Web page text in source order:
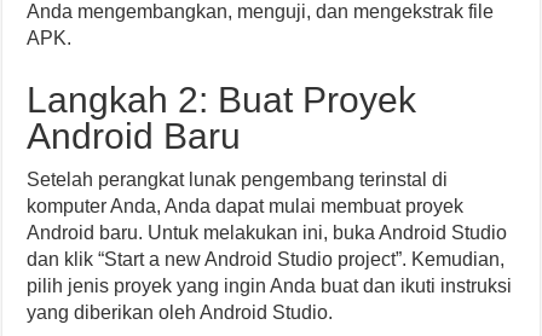
Anda mengembangkan, menguji, dan mengekstrak file
APK.
Langkah 2: Buat Proyek
Android Baru
Setelah perangkat lunak pengembang terinstal di
komputer Anda, Anda dapat mulai membuat proyek
Android baru. Untuk melakukan ini, buka Android Studio
dan klik “Start a new Android Studio project”. Kemudian,
pilih jenis proyek yang ingin Anda buat dan ikuti instruksi
yang diberikan oleh Android Studio.